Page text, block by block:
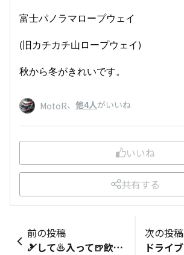
富士パノラマロープウェイ
(旧カチカチ山ロープウェイ)
秋から冬がきれいです。
MotoR、 他4人がいいね
いいね
共有する
前の投稿
🎿して♨️入って🍺飲んで❗️
次の投稿
ドライブ